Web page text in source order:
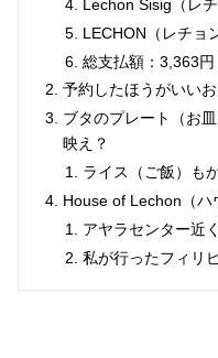
Lechon Sisig（レ
LECHON（レチョ
総支払額：3,363円
予約したほうがいい
ブタのプレート（お
映え？
ライス（ご飯）も
House of Lechon（ハ
アヤラセンター近
私が行ったフィリ